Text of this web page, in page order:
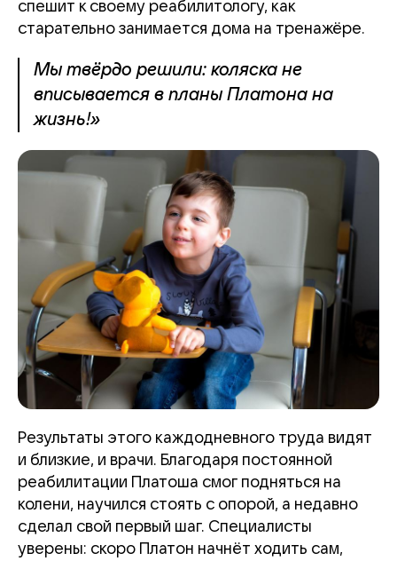
спешит к своему реабилитологу, как
старательно занимается дома на тренажёре.
Мы твёрдо решили: коляска не
вписывается в планы Платона на
жизнь!»
Результаты этого каждодневного труда видят
и близкие, и врачи. Благодаря постоянной
реабилитации Платоша смог подняться на
колени, научился стоять с опорой, а недавно
сделал свой первый шаг. Специалисты
уверены: скоро Платон начнёт ходить сам,